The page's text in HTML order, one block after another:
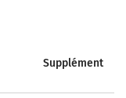
Supplément